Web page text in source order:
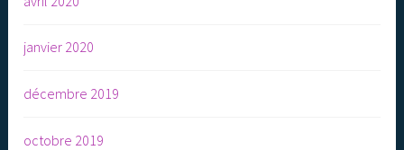
janvier 2020
décembre 2019
octobre 2019